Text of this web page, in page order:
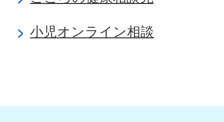
小児オンライン相談